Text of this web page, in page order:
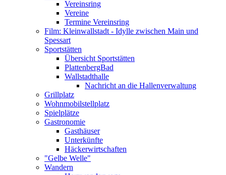
Vereinsring
Vereine
Termine Vereinsring
Film: Kleinwallstadt - Idylle zwischen Main und
Spessart
Sportstätten
Übersicht Sportstätten
PlattenbergBad
Wallstadthalle
Nachricht an die Hallenverwaltung
Grillplatz
Wohnmobilstellplatz
Spielplätze
Gastronomie
Gasthäuser
Unterkünfte
Häckerwirtschaften
"Gelbe Welle"
Wandern